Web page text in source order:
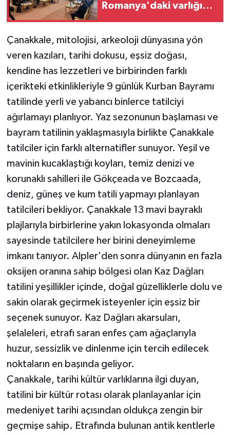
Romanya'daki varlığı
Çanakkale, mitolojisi, arkeoloji dünyasına yön
veren kazıları, tarihi dokusu, eşsiz doğası,
kendine has lezzetleri ve birbirinden farklı
içerikteki etkinlikleriyle 9 günlük Kurban Bayramı
tatilinde yerli ve yabancı binlerce tatilciyi
ağırlamayı planlıyor. Yaz sezonunun başlaması ve
bayram tatilinin yaklaşmasıyla birlikte Çanakkale
tatilciler için farklı alternatifler sunuyor. Yeşil ve
mavinin kucaklaştığı koyları, temiz denizi ve
korunaklı sahilleri ile Gökçeada ve Bozcaada,
deniz, güneş ve kum tatili yapmayı planlayan
tatilcileri bekliyor. Çanakkale 13 mavi bayraklı
plajlarıyla birbirlerine yakın lokasyonda olmaları
sayesinde tatilcilere her birini deneyimleme
imkanı tanıyor. Alpler'den sonra dünyanın en fazla
oksijen oranına sahip bölgesi olan Kaz Dağları
tatilini yeşillikler içinde, doğal güzelliklerle dolu ve
sakin olarak geçirmek isteyenler için eşsiz bir
seçenek sunuyor. Kaz Dağları akarsuları,
şelaleleri, etrafı saran enfes çam ağaçlarıyla
huzur, sessizlik ve dinlenme için tercih edilecek
noktaların en başında geliyor.
Çanakkale, tarihi kültür varlıklarına ilgi duyan,
tatilini bir kültür rotası olarak planlayanlar için
medeniyet tarihi açısından oldukça zengin bir
geçmişe sahip. Etrafında bulunan antik kentlerle